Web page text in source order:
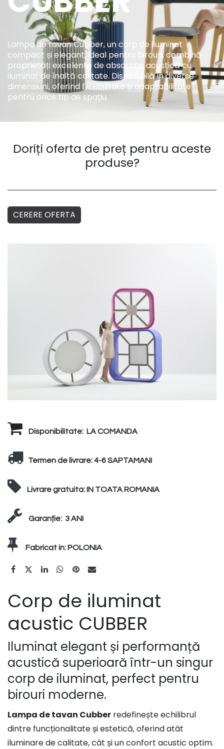
Lampa de tavan Cubber, un corp de iluminat
compact și elegant, ideal pentru birouri, combină
proprietăți excelente de absorbție acustică cu
iluminat de înaltă calitate. Disponibilă în diverse
dimensiuni, oferind flexibilitate și adaptabilitate
pentru orice tip de spațiu.
Doriți oferta de preț pentru aceste
produse?
CERERE OFERTA
Disponibilitate: LA COMANDA
Termen de livrare:4-6 SAPTAMANI
Livrare gratuita: IN TOATA ROMANIA
Garanție: 3 ANI
Fabricat in: POLONIA
Corp de iluminat
acustic CUBBER
Iluminat elegant și performanță
acustică superioară într-un singur
corp de iluminat, perfect pentru
birouri moderne.
Lampa de tavan Cubber redefinește echilibrul
dintre funcționalitate și estetică, oferind atât
iluminare de calitate, cât și un confort acustic optim.